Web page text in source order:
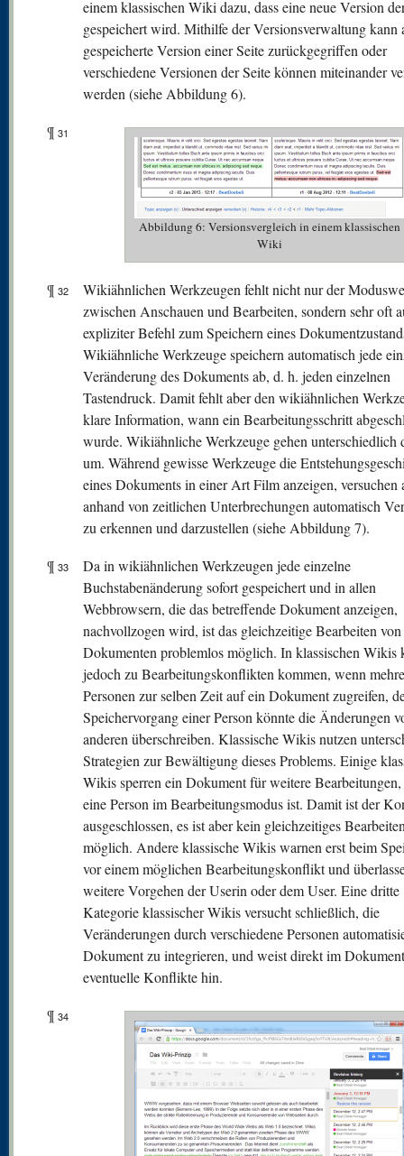
einem klassischen Wiki dazu, dass eine neue Version
gespeichert wird. Mithilfe der Versionsverwaltung kann
gespeicherte Version einer Seite zurückgegriffen oder
verschiedene Versionen der Seite können miteinander
werden (siehe Abbildung 6).
¶ 31
Abbildung 6: Versionsvergleich in einem klassischen
Wiki
¶ 32
Wikiähnlichen Werkzeugen fehlt nicht nur der
zwischen Anschauen und Bearbeiten, sondern sehr oft
expliziter Befehl zum Speichern eines
Wikiähnliche Werkzeuge speichern automatisch jede
Veränderung des Dokuments ab, d. h. jeden einzelnen
Tastendruck. Damit fehlt aber den wikiähnlichen
klare Information, wann ein Bearbeitungsschritt
wurde. Wikiähnliche Werkzeuge gehen unterschiedlich
um. Während gewisse Werkzeuge die
eines Dokuments in einer Art Film anzeigen, versuchen
anhand von zeitlichen Unterbrechungen automatisch
zu erkennen und darzustellen (siehe Abbildung 7).
¶ 33
Da in wikiähnlichen Werkzeugen jede einzelne
Buchstabenänderung sofort gespeichert und in allen
Webbrowsern, die das betreffende Dokument anzeigen,
nachvollzogen wird, ist das gleichzeitige Bearbeiten von
Dokumenten problemlos möglich. In klassischen Wikis
jedoch zu Bearbeitungskonflikten kommen, wenn
Personen zur selben Zeit auf ein Dokument zugreifen,
Speichervorgang einer Person könnte die Änderungen
anderen überschreiben. Klassische Wikis nutzen
Strategien zur Bewältigung dieses Problems. Einige
Wikis sperren ein Dokument für weitere Bearbeitungen,
eine Person im Bearbeitungsmodus ist. Damit ist der
ausgeschlossen, es ist aber kein gleichzeitiges
möglich. Andere klassische Wikis warnen erst beim
vor einem möglichen Bearbeitungskonflikt und
weitere Vorgehen der Userin oder dem User. Eine dritte
Kategorie klassischer Wikis versucht schließlich, die
Veränderungen durch verschiedene Personen
Dokument zu integrieren, und weist direkt im
eventuelle Konflikte hin.
¶ 34